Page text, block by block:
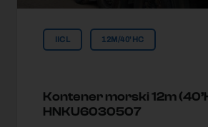
IICL 12M/40'HC
Kontener morski 12m
HNKU6030507